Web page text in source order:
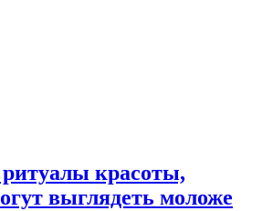
красоты,
выглядеть моложе